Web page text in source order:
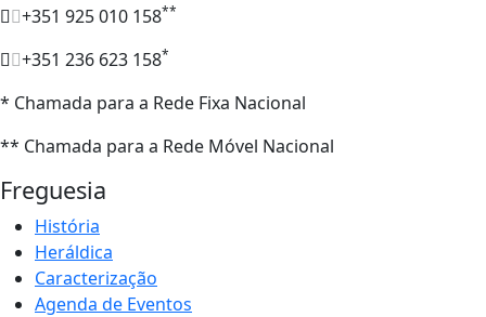
+351 925 010 158**
+351 236 623 158*
* Chamada para a Rede Fixa Nacional
** Chamada para a Rede Móvel Nacional
Freguesia
História
Heráldica
Caracterização
Agenda de Eventos